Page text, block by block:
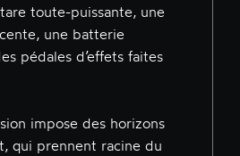
toute-puissante, une
une batterie
pédales d’effets faites
impose des horizons
qui prennent racine du